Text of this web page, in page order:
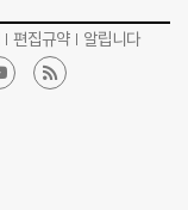
편집규약 알립니다